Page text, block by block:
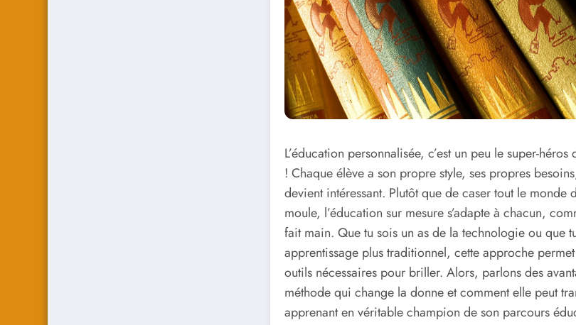
L’éducation personnalisée, c’est un peu le super-héros
! Chaque élève a son propre style, ses propres
devient intéressant. Plutôt que de caser tout le monde
moule, l’éducation sur mesure s’adapte à chacun,
fait main. Que tu sois un as de la technologie ou que
apprentissage plus traditionnel, cette approche
outils nécessaires pour briller. Alors, parlons des
méthode qui change la donne et comment elle peut
apprenant en véritable champion de son parcours